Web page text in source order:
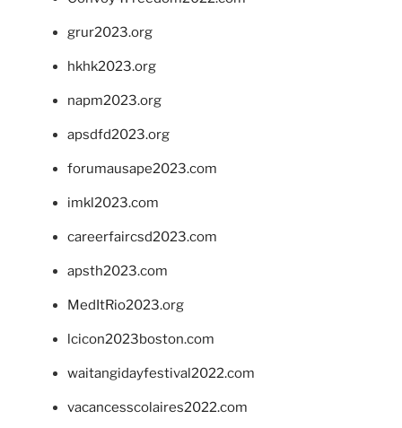
grur2023.org
hkhk2023.org
napm2023.org
apsdfd2023.org
forumausape2023.com
imkl2023.com
careerfaircsd2023.com
apsth2023.com
MedItRio2023.org
lcicon2023boston.com
waitangidayfestival2022.com
vacancesscolaires2022.com